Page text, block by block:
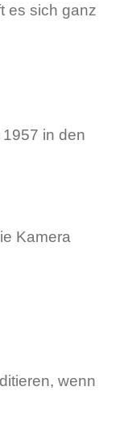
es sich ganz
in den
Kamera
wenn